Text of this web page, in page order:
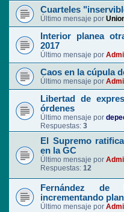
Cuarteles
Último mensaje por
Interior planea
2017
Último mensaje por
Caos en la cúpula
Último mensaje por
Libertad de
órdenes
Último mensaje por
Respuestas: 3
El Supremo
en la GC
Último mensaje por
Respuestas: 12
Fernández de
incrementando
Último mensaje por